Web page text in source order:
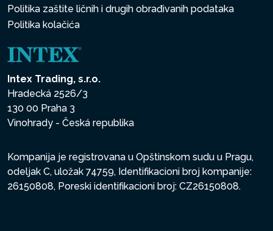
Politika zaštite ličnih i drugih obrađivanih podataka
Politika kolačića
Intex Trading, s.r.o.
Hradecká 2526/3
130 00 Praha 3
Vinohrady - Česká republika
Kompanija je registrovana u Opštinskom sudu u Pragu,
odeljak C, uložak 74759, Identifikacioni broj kompanije:
26150808, Poreski identifikacioni broj: CZ26150808.